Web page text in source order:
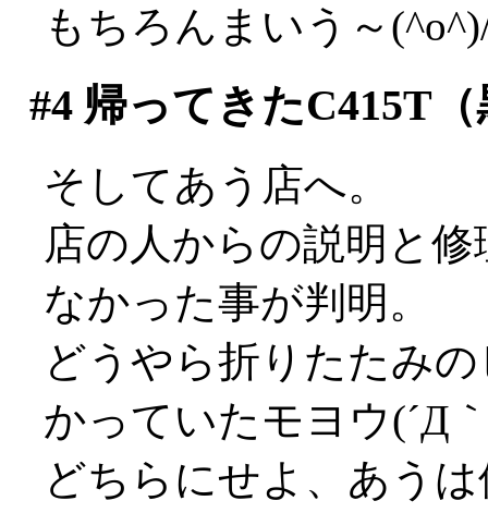
もちろんまいう～
#4帰ってきたC415T（
そしてあう店へ。
店の人からの説明と
なかった事が判明。
どうやら折りたたみ
かっていたモヨウ(´Д
どちらにせよ、あう